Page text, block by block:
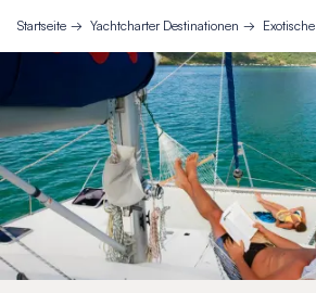
Startseite Yachtcharter Destinationen Exotische